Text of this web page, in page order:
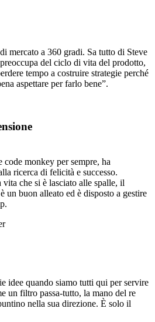
mercato a 360 gradi. Sa tutto di Steve
del ciclo di vita del prodotto,
tempo a costruire strategie perché
aspettare per farlo bene”.
code monkey per sempre, ha
ricerca di felicità e successo.
che si è lasciato alle spalle, il
un buon alleato ed è disposto a gestire
idee quando siamo tutti qui per servire
un filtro passa-tutto, la mano del re
nella sua direzione. È solo il